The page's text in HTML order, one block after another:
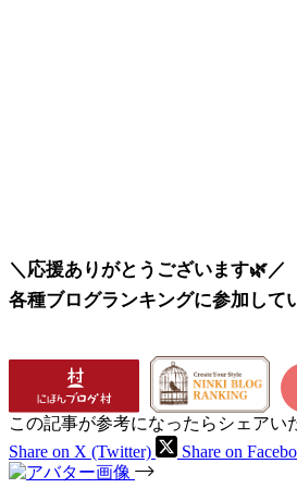
＼応援ありがとうございます🌿／
各種ブログランキングに参加して
この記事が参考になったらシェアい
Share on X (Twitter)
Share on